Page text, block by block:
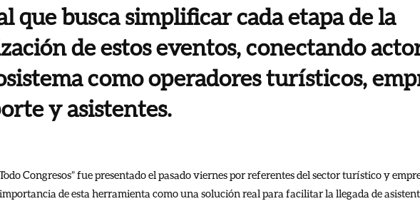
que busca simplificar cada etapa de la
de estos eventos, conectando
como operadores turísticos,
y asistentes.
Congresos” fue presentado el pasado viernes por referentes del sector turístico y
de esta herramienta como una solución real para facilitar la llegada de